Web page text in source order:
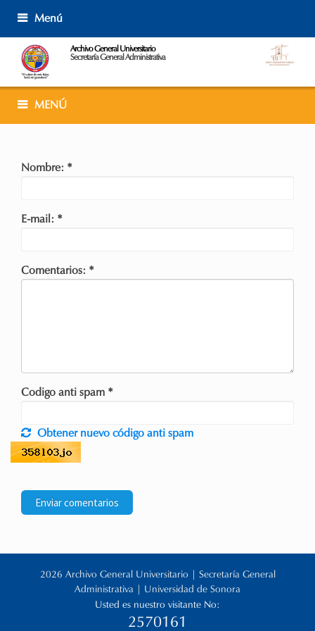
content
Menú
Archivo General Universitario
Secretaría General Administrativa
MENÚ
Nombre: *
E-mail: *
Comentarios: *
Codigo anti spam *
Obtener nuevo código anti spam
2026 Archivo General Universitario | Secretaría General
Administrativa | Universidad de Sonora
Usted es nuestro visitante No:
2570161